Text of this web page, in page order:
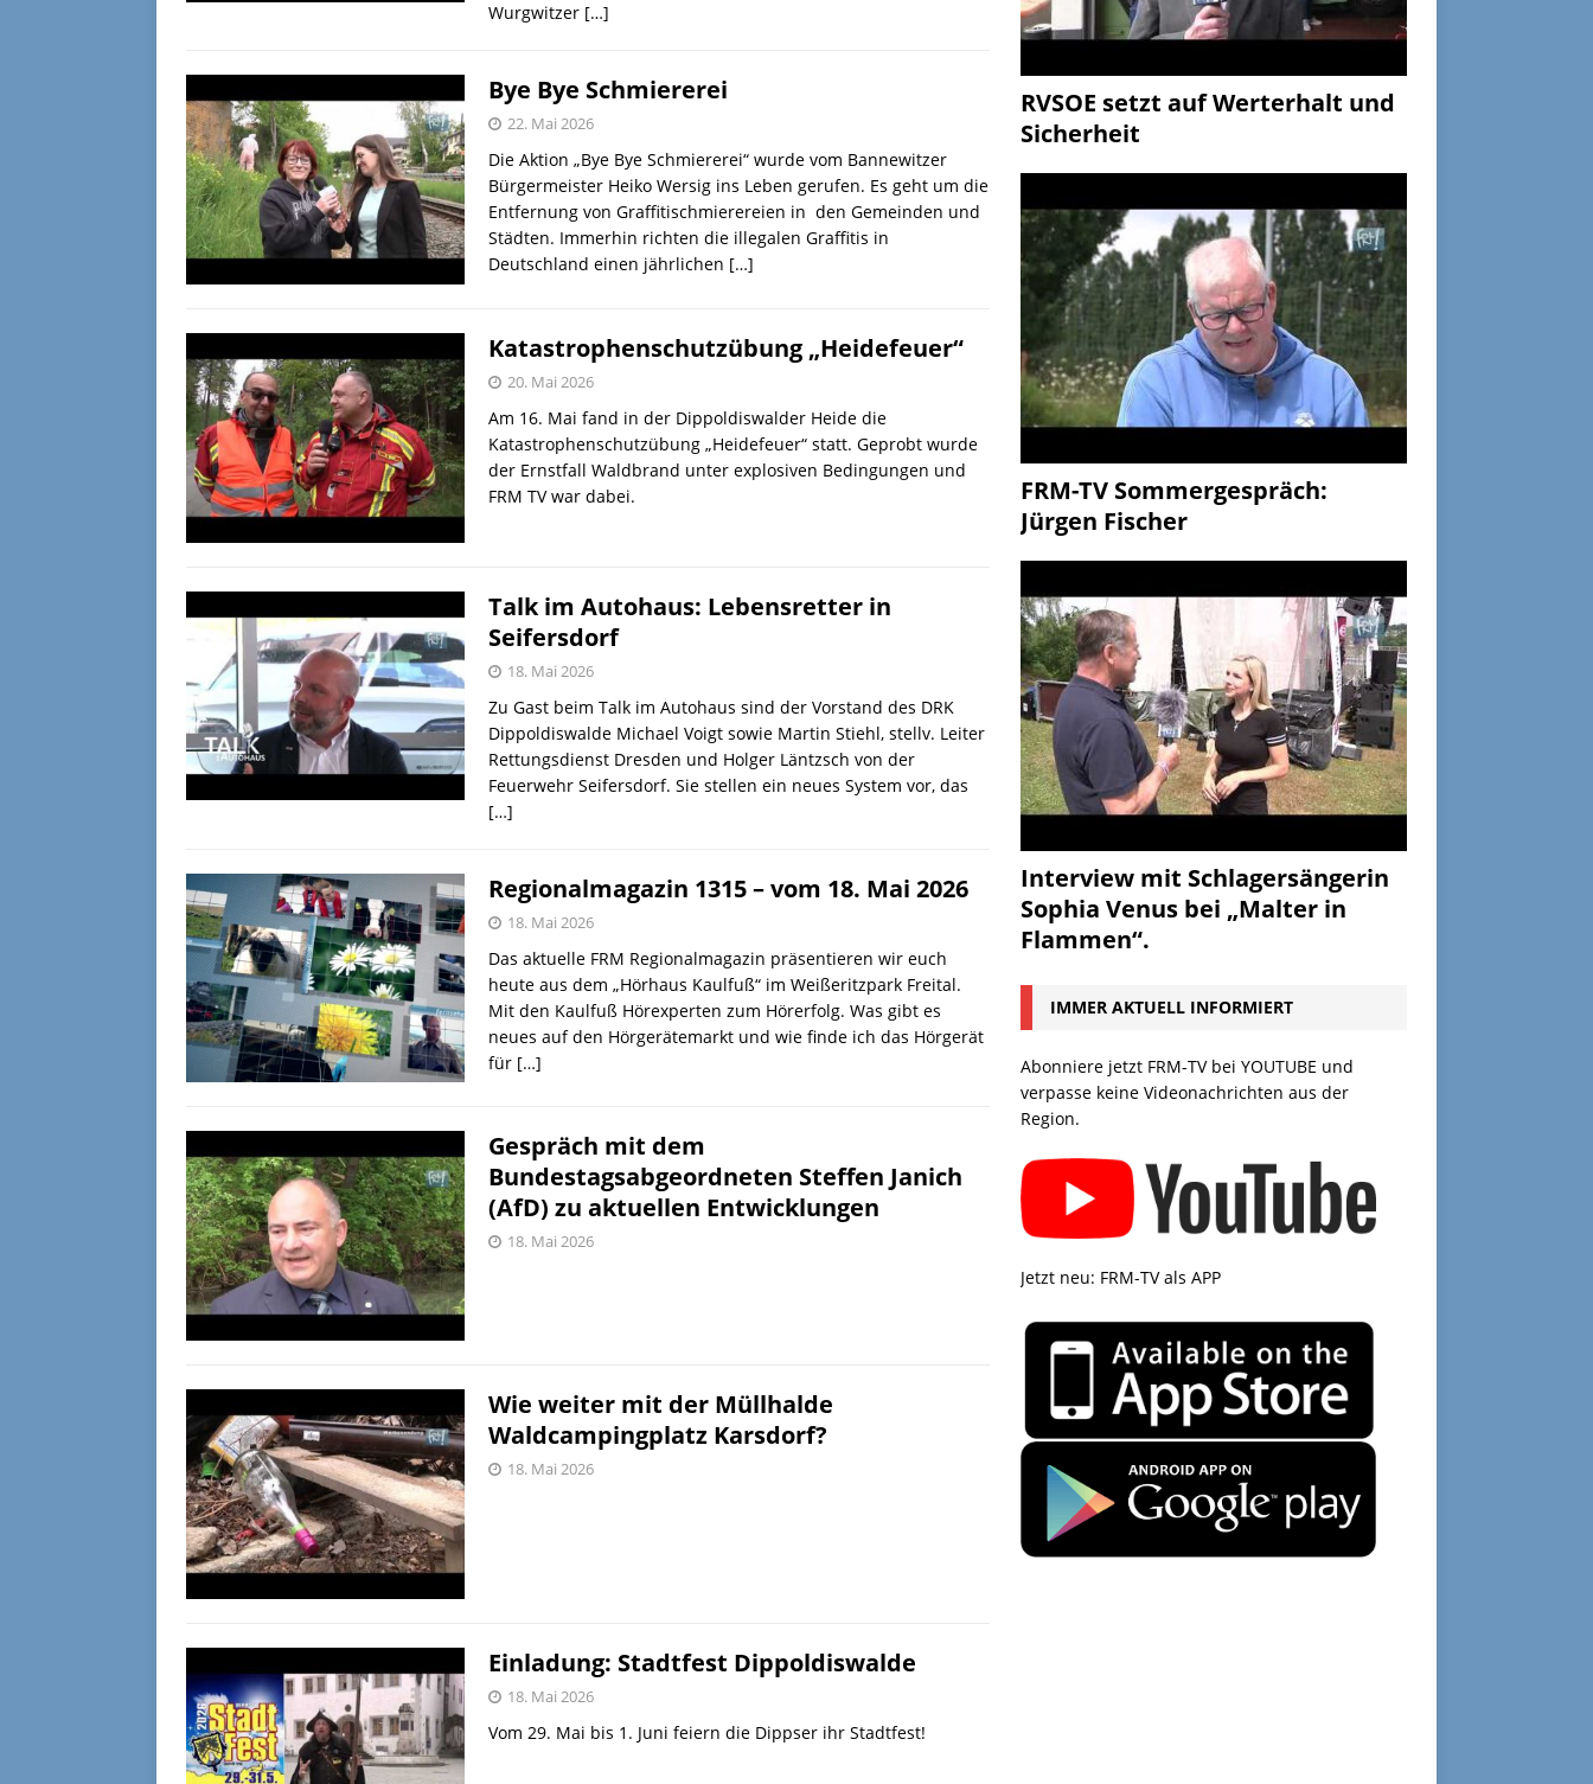
Wurgwitzer […]
Bye Bye Schmiererei
22. Mai 2026
Die Aktion „Bye Bye Schmiererei“ wurde vom Bannewitzer
Bürgermeister Heiko Wersig ins Leben gerufen. Es geht um die
Entfernung von Graffitischmierereien in den Gemeinden und
Städten. Immerhin richten die illegalen Graffitis in
Deutschland einen jährlichen […]
Katastrophenschutzübung „Heidefeuer“
20. Mai 2026
Am 16. Mai fand in der Dippoldiswalder Heide die
Katastrophenschutzübung „Heidefeuer“ statt. Geprobt wurde
der Ernstfall Waldbrand unter explosiven Bedingungen und
FRM TV war dabei.
Talk im Autohaus: Lebensretter in
Seifersdorf
18. Mai 2026
Zu Gast beim Talk im Autohaus sind der Vorstand des DRK
Dippoldiswalde Michael Voigt sowie Martin Stiehl, stellv. Leiter
Rettungsdienst Dresden und Holger Läntzsch von der
Feuerwehr Seifersdorf. Sie stellen ein neues System vor, das
[…]
Regionalmagazin 1315 – vom 18. Mai 2026
18. Mai 2026
Das aktuelle FRM Regionalmagazin präsentieren wir euch
heute aus dem „Hörhaus Kaulfuß“ im Weißeritzpark Freital.
Mit den Kaulfuß Hörexperten zum Hörerfolg. Was gibt es
neues auf den Hörgerätemarkt und wie finde ich das Hörgerät
für […]
Gespräch mit dem
Bundestagsabgeordneten Steffen Janich
(AfD) zu aktuellen Entwicklungen
18. Mai 2026
Wie weiter mit der Müllhalde
Waldcampingplatz Karsdorf?
18. Mai 2026
Einladung: Stadtfest Dippoldiswalde
18. Mai 2026
Vom 29. Mai bis 1. Juni feiern die Dippser ihr Stadtfest!
RVSOE setzt auf Werterhalt und
Sicherheit
FRM-TV Sommergespräch:
Jürgen Fischer
Interview mit Schlagersängerin
Sophia Venus bei „Malter in
Flammen“.
IMMER AKTUELL INFORMIERT
Abonniere jetzt FRM-TV bei YOUTUBE und
verpasse keine Videonachrichten aus der
Region.
Jetzt neu: FRM-TV als APP